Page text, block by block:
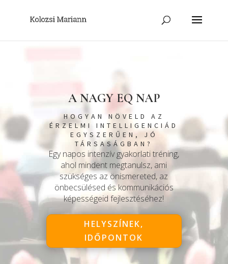
A NAGY EQ NAP
HOGYAN NÖVELD AZ
ÉRZELMI INTELLIGENCIÁD
EGYSZERŰEN, JÓ
TÁRSASÁGBAN?
Egy napos intenzív gyakorlati tréning,
ahol mindent megtanulsz, ami
szükséges az önismereted, az
önbecsülésed és kommunikációs
képességeid fejlesztéséhez!
HELYSZÍNEK,
IDŐPONTOK